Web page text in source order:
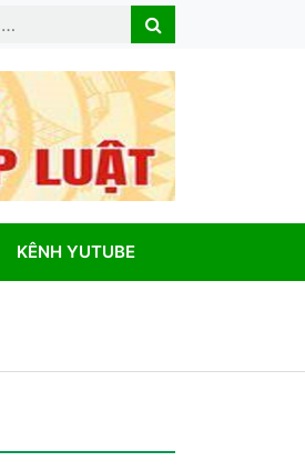
Search
KÊNH YUTUBE